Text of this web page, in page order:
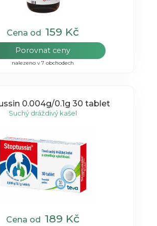
Cena od 159 Kč
Porovnat ceny
nalezeno v 7 obchodech
0.004g/0.1g 30 tablet
Suchý dráždivý kašel
Cena od 189 Kč